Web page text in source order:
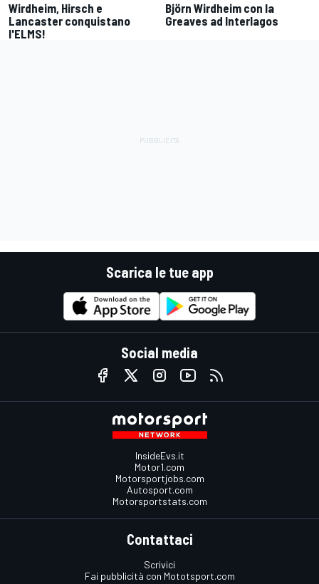
Wirdheim, Hirsch e
Lancaster conquistano
l'ELMS!
Björn Wirdheim con la
Greaves ad Interlagos
Scarica le tue app
Social media
InsideEvs.it
Motor1.com
Motorsportjobs.com
Autosport.com
Motorsportstats.com
Contattaci
Scrivici
Fai pubblicità con Mototsport.com